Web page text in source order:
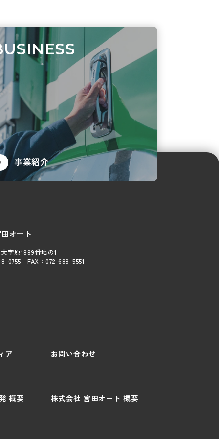
事業紹介
オート
字原1889番地の1
0755 FAX：072-688-5551
ア お問い合わせ
概要
株式会社 宮田オート 概要